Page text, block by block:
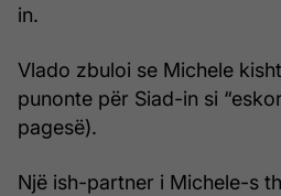
in.
Vlado zbuloi se Michele
punonte për Siad-in si
pagesë).
Një ish-partner i Michele-s